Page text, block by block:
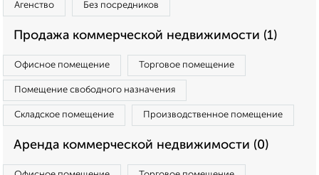
Агенство Без посредников
Продажа коммерческой недвижимости (1)
Офисное помещение Торговое помещение
Помещение свободного назначения
Складское помещение Производственное помещение
Аренда коммерческой недвижимости (0)